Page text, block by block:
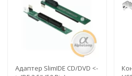
Адаптер SlimIDE CD/DVD <-